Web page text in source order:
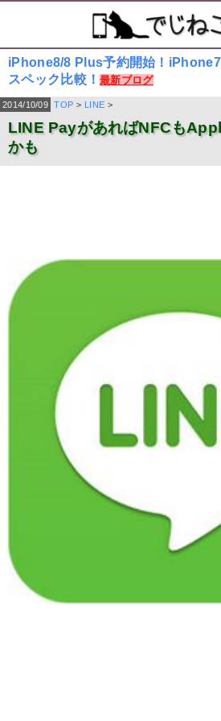
iPhone8/8 Plus予約開始！
スペック比較！最新ブログ
2014/10/09 TOP > LINE >
LINE PayがあればNFCも
かも